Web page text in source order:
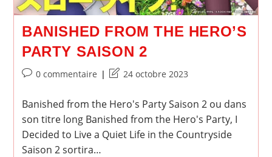
BANISHED FROM THE HERO’S
PARTY SAISON 2
Commentaires
la
publication :
0 commentaire
Dernière
de
la
publication :
24 octobre 2023
Banished from the Hero's Party Saison 2 ou dans
son titre long Banished from the Hero's Party, I
Decided to Live a Quiet Life in the Countryside
Saison 2 sortira…